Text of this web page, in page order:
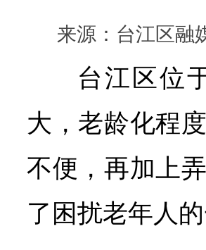
来源：台江区融
台江区位
大，老龄化程
不便，再加上
了困扰老年人